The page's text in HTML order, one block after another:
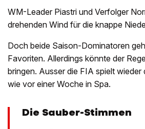
WM-Leader Piastri und Verfolger
drehenden Wind für die knappe
Doch beide Saison-Dominatoren
Favoriten. Allerdings könnte der
bringen. Ausser die FIA spielt
wie vor einer Woche in Spa.
Die Sauber-Stimmen